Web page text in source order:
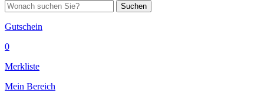
Suchen
Gutschein
0
Merkliste
Mein Bereich